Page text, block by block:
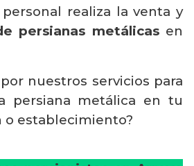
realiza la venta y
persianas metálicasen
nuestros servicios para
persiana metálica en tu
o establecimiento?